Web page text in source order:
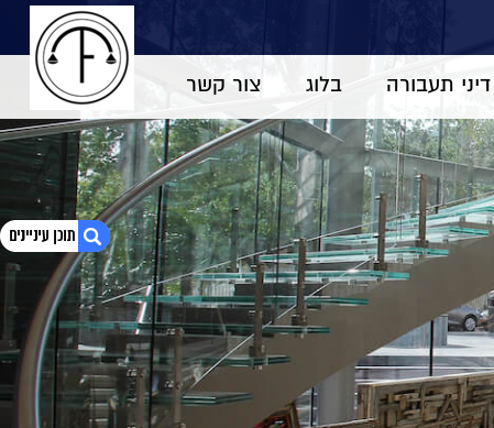
3. התייחסות החוק
דיני תעבורה בלוג צור קשר